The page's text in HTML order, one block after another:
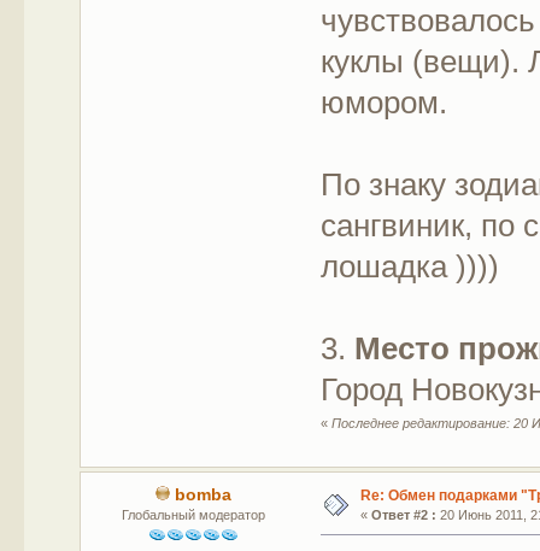
куклы (вещи).
юмором.
По знаку
сангвиник, по
лошадка ))))
3. Место
Город
«Последнее редактирование: 20
bomba
Глобальный модератор
Re: Обмен подарками
« Ответ #2 : 20 Июнь 2011,